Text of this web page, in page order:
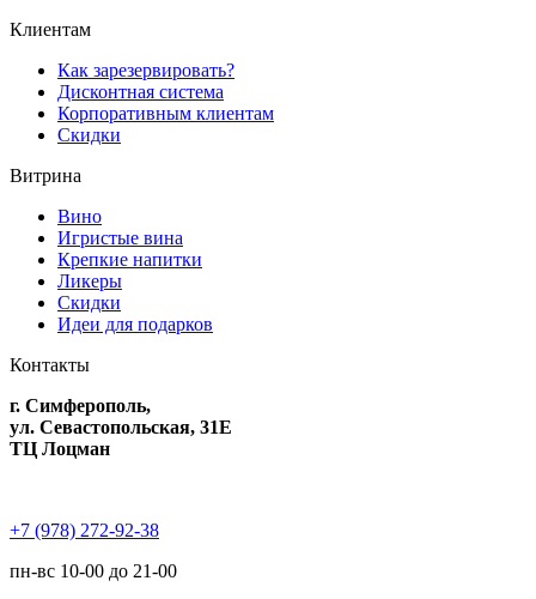
Клиентам
Как зарезервировать?
Дисконтная система
Корпоративным клиентам
Скидки
Витрина
Вино
Игристые вина
Крепкие напитки
Ликеры
Скидки
Идеи для подарков
Контакты
г. Симферополь,
ул. Севастопольская, 31Е
ТЦ Лоцман
+7 (978) 272-92-38
пн-вс 10-00 до 21-00